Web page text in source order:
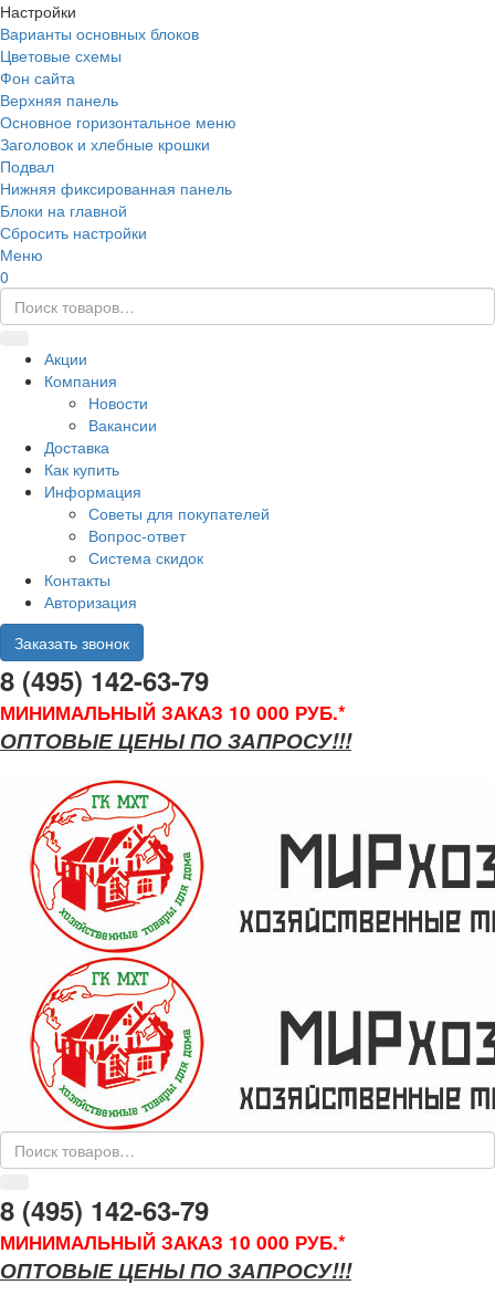
Настройки
Варианты основных блоков
Цветовые схемы
Фон сайта
Верхняя панель
Основное горизонтальное меню
Заголовок и хлебные крошки
Подвал
Нижняя фиксированная панель
Блоки на главной
Сбросить настройки
Меню
0
Акции
Компания
Новости
Вакансии
Доставка
Как купить
Информация
Советы для покупателей
Вопрос-ответ
Система скидок
Контакты
Авторизация
Заказать звонок
8 (495) 142-63-79
МИНИМАЛЬНЫЙ ЗАКАЗ 10 000 РУБ.*
ОПТОВЫЕ ЦЕНЫ ПО ЗАПРОСУ!!!
8 (495) 142-63-79
МИНИМАЛЬНЫЙ ЗАКАЗ 10 000 РУБ.*
ОПТОВЫЕ ЦЕНЫ ПО ЗАПРОСУ!!!